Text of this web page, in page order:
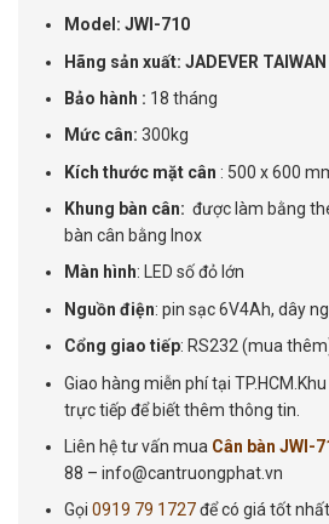
Model: JWI-710
Hãng sản xuất: JADEVER TAIWAN
Bảo hành : 18 tháng
Mức cân: 300kg
Kích thước mặt cân : 500 x 600
Khung bàn cân: được làm bằng
bàn cân bằng Inox
Màn hình: LED số đỏ lớn
Nguồn điện: pin sạc 6V4Ah, dây
Cổng giao tiếp: RS232 (mua
Giao hàng miễn phí tại
trực tiếp để biết thêm thông tin.
Liên hệ tư vấn mua Cân bàn JWI-
88 – info@cantruongphat.vn
Gọi0919 79 1727để có giá tốt nhất